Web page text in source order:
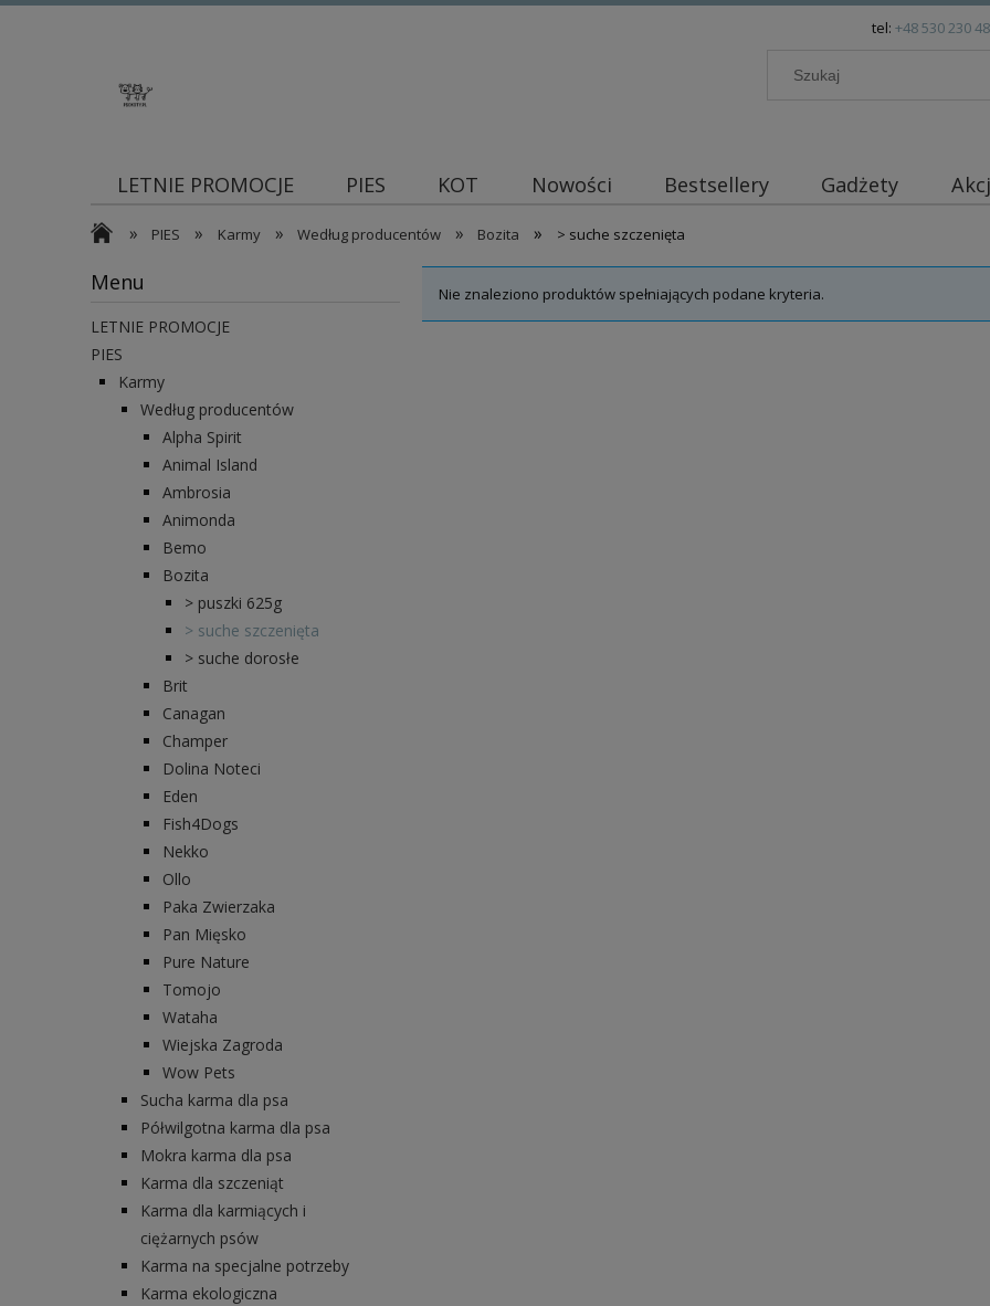
tel: +48 530 230
LETNIE PROMOCJE PIES KOT Nowości Bestsellery Gadżety
Blog
» PIES » Karmy » Według producentów » Bozita » > suche szczenięta
Menu
LETNIE PROMOCJE
PIES
Karmy
Według producentów
Alpha Spirit
Animal Island
Ambrosia
Animonda
Bemo
Bozita
> puszki 625g
> suche szczenięta
> suche dorosłe
Brit
Canagan
Champer
Dolina Noteci
Eden
Fish4Dogs
Nekko
Ollo
Paka Zwierzaka
Pan Mięsko
Pure Nature
Tomojo
Wataha
Wiejska Zagroda
Wow Pets
Sucha karma dla psa
Półwilgotna karma dla psa
Mokra karma dla psa
Karma dla szczeniąt
Karma dla karmiących i
ciężarnych psów
Karma na specjalne potrzeby
Karma ekologiczna
Nie znaleziono produktów spełniających podane kryteria.